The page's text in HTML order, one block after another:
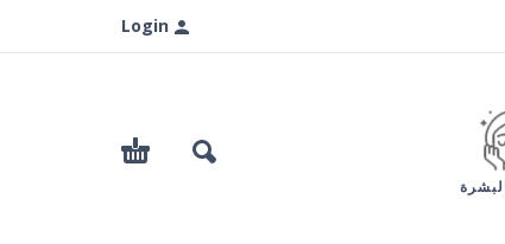
Login